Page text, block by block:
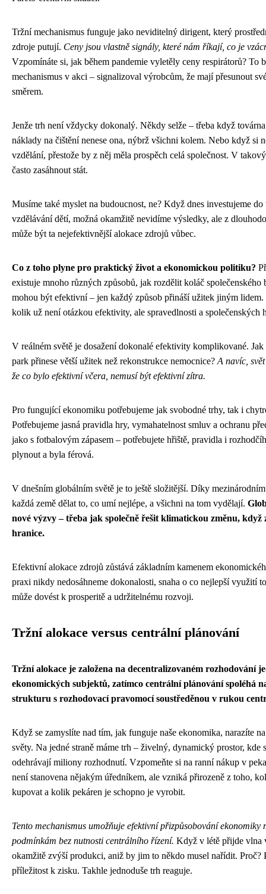
Tržní mechanismus funguje jako neviditelný dirigent, který
zdroje putují. Ceny jsou vlastně signály, které nám říkají, co je
Vzpomínáte si, jak během pandemie vyletěly ceny respirátorů? To
mechanismus v akci – signalizoval výrobcům, že mají přesunout
směrem.
Jenže trh není vždycky dokonalý. Někdy selže – třeba když
náklady na čištění nenese ona, nýbrž všichni kolem. Nebo když si
vzdělání, přestože by z něj měla prospěch celá společnost. V
často zasáhnout stát.
Musíme také myslet na budoucnost, ne? Když dnes investujeme
vzdělávání dětí, možná okamžitě nevidíme výsledky, ale z
může být ta nejefektivnější alokace zdrojů vůbec.
Co z toho plyne pro praktický život a ekonomickou politiku?
existuje mnoho různých způsobů, jak rozdělit koláč společenského
mohou být efektivní – jen každý způsob přináší užitek jiným lidem.
kolik už není otázkou efektivity, ale spravedlnosti a společenských
V reálném světě je dosažení dokonalé efektivity komplikované.
park přinese větší užitek než rekonstrukce nemocnice? A navíc,
že co bylo efektivní včera, nemusí být efektivní zítra.
Pro fungující ekonomiku potřebujeme jak svobodné trhy, tak i
Potřebujeme jasná pravidla hry, vymahatelnost smluv a ochranu
jako s fotbalovým zápasem – potřebujete hřiště, pravidla i
plynout a byla férová.
V dnešním globálním světě je to ještě složitější. Díky
každá země dělat to, co umí nejlépe, a všichni na tom vydělají.
nové výzvy – třeba jak společně řešit klimatickou změnu, když
hranice.
Efektivní alokace zdrojů zůstává základním kamenem
praxi nikdy nedosáhneme dokonalosti, snaha o co nejlepší využití
může dovést k prosperitě a udržitelnému rozvoji.
Tržní alokace versus centrální plánování
Tržní alokace je založena na decentralizovaném rozhodování
ekonomických subjektů, zatímco centrální plánování spoléhá
strukturu s rozhodovací pravomocí soustředěnou v rukou
Když se zamyslíte nad tím, jak funguje naše ekonomika, narazíte
světy. Na jedné straně máme trh – živelný, dynamický prostor, kde
odehrávají miliony rozhodnutí. Vzpomeňte si na ranní nákup v
není stanovena nějakým úředníkem, ale vzniká přirozeně z toho,
kupovat a kolik pekáren je schopno je vyrobit.
Tento mechanismus umožňuje efektivní přizpůsobování ekonomiky
podmínkám bez nutnosti centrálního řízení. Když v létě přijde vlna
okamžitě zvýší produkci, aniž by jim to někdo musel nařídit. Proč?
příležitost k zisku. Takhle jednoduše trh reaguje.